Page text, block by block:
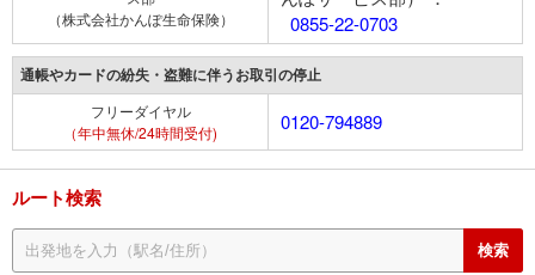
（株式会社かんぽ生命保険）
0855-22-0703
通帳やカードの紛失・盗難に伴うお取引の停止
フリーダイヤル
（年中無休/24時間受付)
0120-794889
ルート検索